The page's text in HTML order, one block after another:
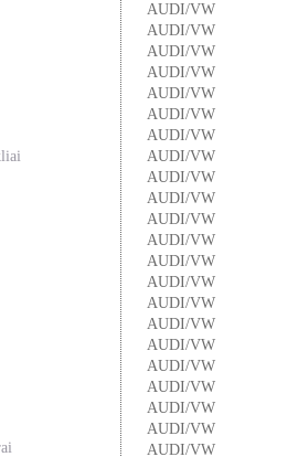
AUDI/VW
AUDI/VW
AUDI/VW
AUDI/VW
AUDI/VW
AUDI/VW
AUDI/VW
AUDI/VW
AUDI/VW
AUDI/VW
AUDI/VW
AUDI/VW
AUDI/VW
AUDI/VW
AUDI/VW
AUDI/VW
AUDI/VW
AUDI/VW
AUDI/VW
AUDI/VW
AUDI/VW
AUDI/VW